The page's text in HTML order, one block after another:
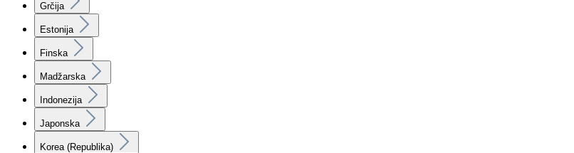
Grčija
Estonija
Finska
Madžarska
Indonezija
Japonska
Korea (Republika)